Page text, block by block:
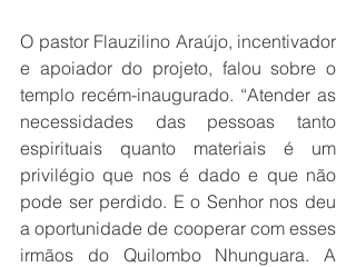
O pastor Flauzilino Araújo, incentivador
e apoiador do projeto, falou sobre o
templo recém-inaugurado. “Atender as
necessidades das pessoas tanto
espirituais quanto materiais é um
privilégio que nos é dado e que não
pode ser perdido. E o Senhor nos deu
a oportunidade de cooperar com esses
irmãos do Quilombo Nhunguara. A